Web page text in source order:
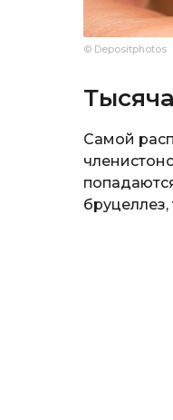
© Depositphotos
Самой